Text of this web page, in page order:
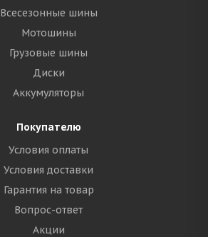
Всесезонные шины
Мотошины
Грузовые шины
Диски
Аккумуляторы
Покупателю
Условия оплаты
Условия доставки
Гарантия на товар
Вопрос-ответ
Акции